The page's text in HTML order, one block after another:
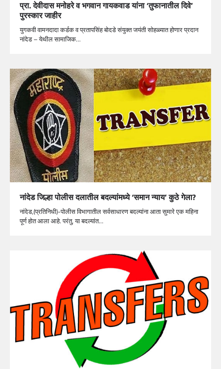
प्रा. देवीदास मनोहरे व भगवान गायकवाड यांना ‘तुफानातील दिवे’
पुरस्कार जाहीर
युगकवी वामनदादा कर्डक व प्रतापसिंह बोदडे संयुक्त जयंती सोहळ्यात होणार प्रदान
नांदेड – येथील सामाजिक…
नांदेड जिल्हा पोलीस दलातील बदल्यांमध्ये ‘समान न्याय’ कुठे गेला?
नांदेड,(प्रतिनिधी)-पोलीस विभागातील सर्वसाधारण बदल्यांना आता सुमारे एक महिना
पूर्ण होत आला आहे. परंतु, या बदल्यांत…